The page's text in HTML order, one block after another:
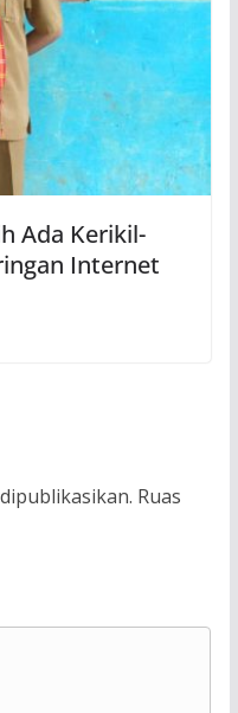
Ada Kerikil-
Internet
Ruas